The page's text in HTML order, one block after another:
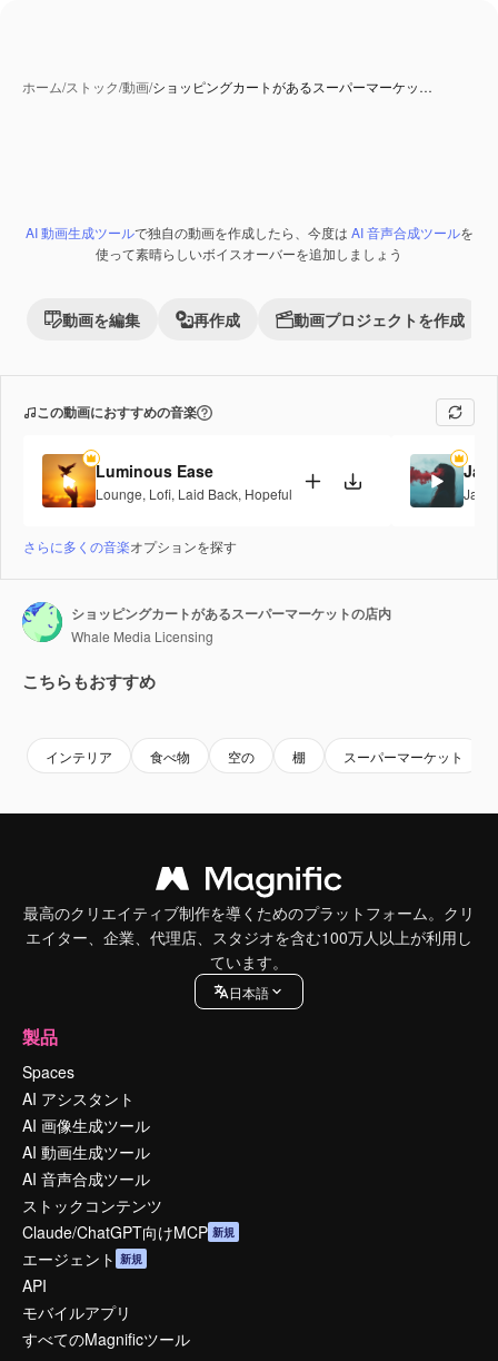
ホーム/ストック/動画/ショッピングカートがあるスーパーマーケッ…
Premium
AI 動画生成ツールで独自の動画を作成したら、今度は AI 音声合成ツールを
使って素晴らしいボイスオーバーを追加しましょう
動画を編集 再作成 動画プロジェクトを作成
この動画におすすめの音楽
Luminous Ease
Lounge, Lofi, Laid Back, Hopeful Jazz
さらに多くの音楽オプションを探す
ショッピングカートがあるスーパーマーケットの店内
Whale Media Licensing
こちらもおすすめ
インテリア 食べ物 空の 棚 スーパーマーケット
最高のクリエイティブ制作を導くためのプラットフォーム。クリ
エイター、企業、代理店、スタジオを含む100万人以上が利用し
ています。
日本語
製品
Spaces
AI アシスタント
AI 画像生成ツール
AI 動画生成ツール
AI 音声合成ツール
ストックコンテンツ
Claude/ChatGPT向けMCP 新規
エージェント 新規
API
モバイルアプリ
すべてのMagnificツール